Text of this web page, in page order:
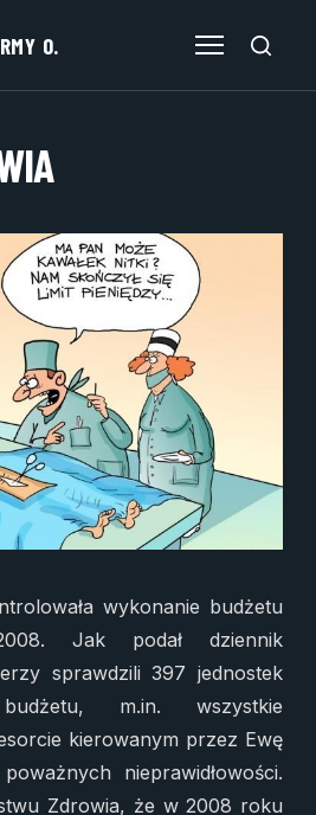
O.
wykonanie budżetu
Jak podał dziennik
sprawdzili 397 jednostek
m.in. wszystkie
kierowanym przez Ewę
nieprawidłowości.
Zdrowia, że w 2008 roku